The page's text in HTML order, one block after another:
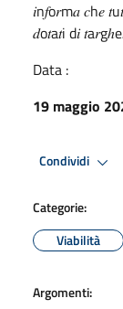
𝑖n𝑓o𝑟m𝑎 𝑐h𝑒
𝑑o𝑡a𝑡i d𝑖
Data :
19 maggio
Condividi
Categorie:
Viabilità
Argomenti: